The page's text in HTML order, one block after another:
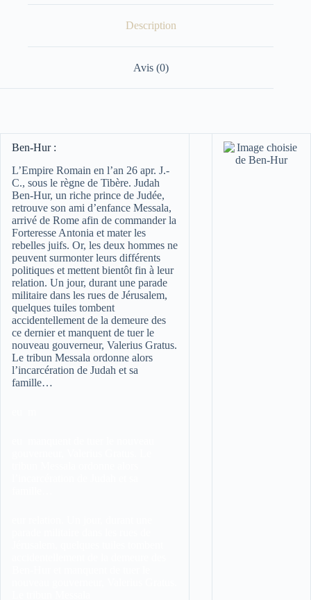
Description
Avis (0)
Ben-Hur :
L’Empire Romain en l’an 26 apr. J.-
C., sous le règne de Tibère. Judah
Ben-Hur, un riche prince de Judée,
retrouve son ami d’enfance Messala,
arrivé de Rome afin de commander la
Forteresse Antonia et mater les
rebelles juifs. Or, les deux hommes ne
peuvent surmonter leurs différents
politiques et mettent bientôt fin à leur
relation. Un jour, durant une parade
militaire dans les rues de Jérusalem,
quelques tuiles tombent
accidentellement de la demeure des
ce dernier et manquent de tuer le
nouveau gouverneur, Valerius Gratus.
Le tribun Messala ordonne alors
l’incarcération de Judah et sa
famille…